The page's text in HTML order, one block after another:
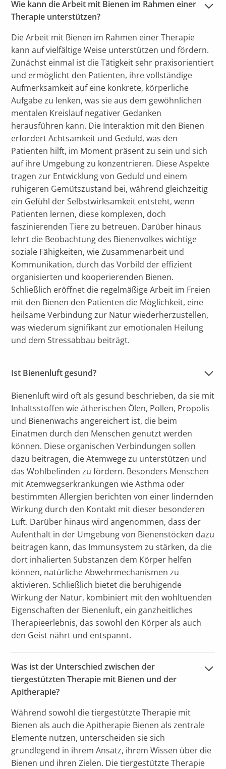
Wie kann die Arbeit mit Bienen im Rahmen einer
Therapie unterstützen?
Die Arbeit mit Bienen im Rahmen einer Therapie
kann auf vielfältige Weise unterstützen und fördern.
Zunächst einmal ist die Tätigkeit sehr praxisorientiert
und ermöglicht den Patienten, ihre vollständige
Aufmerksamkeit auf eine konkrete, körperliche
Aufgabe zu lenken, was sie aus dem gewöhnlichen
mentalen Kreislauf negativer Gedanken
herausführen kann. Die Interaktion mit den Bienen
erfordert Achtsamkeit und Geduld, was den
Patienten hilft, im Moment präsent zu sein und sich
auf ihre Umgebung zu konzentrieren. Diese Aspekte
tragen zur Entwicklung von Geduld und einem
ruhigeren Gemütszustand bei, während gleichzeitig
ein Gefühl der Selbstwirksamkeit entsteht, wenn
Patienten lernen, diese komplexen, doch
faszinierenden Tiere zu betreuen. Darüber hinaus
lehrt die Beobachtung des Bienenvolkes wichtige
soziale Fähigkeiten, wie Zusammenarbeit und
Kommunikation, durch das Vorbild der effizient
organisierten und kooperierenden Bienen.
Schließlich eröffnet die regelmäßige Arbeit im Freien
mit den Bienen den Patienten die Möglichkeit, eine
heilsame Verbindung zur Natur wiederherzustellen,
was wiederum signifikant zur emotionalen Heilung
und dem Stressabbau beiträgt.
Ist Bienenluft gesund?
Bienenluft wird oft als gesund beschrieben, da sie mit
Inhaltsstoffen wie ätherischen Ölen, Pollen, Propolis
und Bienenwachs angereichert ist, die beim
Einatmen durch den Menschen genutzt werden
können. Diese organischen Verbindungen sollen
dazu beitragen, die Atemwege zu unterstützen und
das Wohlbefinden zu fördern. Besonders Menschen
mit Atemwegserkrankungen wie Asthma oder
bestimmten Allergien berichten von einer lindernden
Wirkung durch den Kontakt mit dieser besonderen
Luft. Darüber hinaus wird angenommen, dass der
Aufenthalt in der Umgebung von Bienenstöcken dazu
beitragen kann, das Immunsystem zu stärken, da die
dort inhalierten Substanzen dem Körper helfen
können, natürliche Abwehrmechanismen zu
aktivieren. Schließlich bietet die beruhigende
Wirkung der Natur, kombiniert mit den wohltuenden
Eigenschaften der Bienenluft, ein ganzheitliches
Therapieerlebnis, das sowohl den Körper als auch
den Geist nährt und entspannt.
Was ist der Unterschied zwischen der
tiergestützten Therapie mit Bienen und der
Apitherapie?
Während sowohl die tiergestützte Therapie mit
Bienen als auch die Apitherapie Bienen als zentrale
Elemente nutzen, unterscheiden sie sich
grundlegend in ihrem Ansatz, ihrem Wissen über die
Bienen und ihren Zielen. Die tiergestützte Therapie